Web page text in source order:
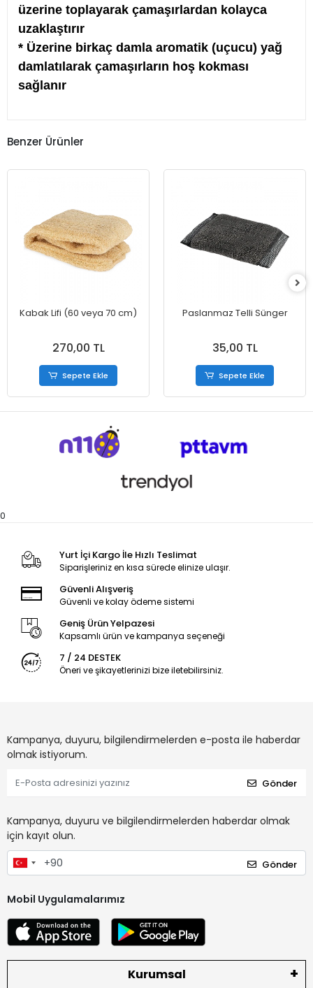
üzerine toplayarak çamaşırlardan kolayca
uzaklaştırır
* Üzerine birkaç damla aromatik (uçucu) yağ
damlatılarak çamaşırların hoş kokması
sağlanır
Benzer Ürünler
Kabak Lifi (60 veya 70 cm)
270,00 TL
Sepete Ekle
Paslanmaz Telli Sünger
35,00 TL
Sepete Ekle
0
Yurt İçi Kargo İle Hızlı Teslimat
Siparişleriniz en kısa sürede elinize ulaşır.
Güvenli Alışveriş
Güvenli ve kolay ödeme sistemi
Geniş Ürün Yelpazesi
Kapsamlı ürün ve kampanya seçeneği
7 / 24 DESTEK
Öneri ve şikayetlerinizi bize iletebilirsiniz.
Kampanya, duyuru, bilgilendirmelerden e-posta ile haberdar
olmak istiyorum.
Gönder
Kampanya, duyuru ve bilgilendirmelerden haberdar olmak
için kayıt olun.
Gönder
Mobil Uygulamalarımız
Kurumsal